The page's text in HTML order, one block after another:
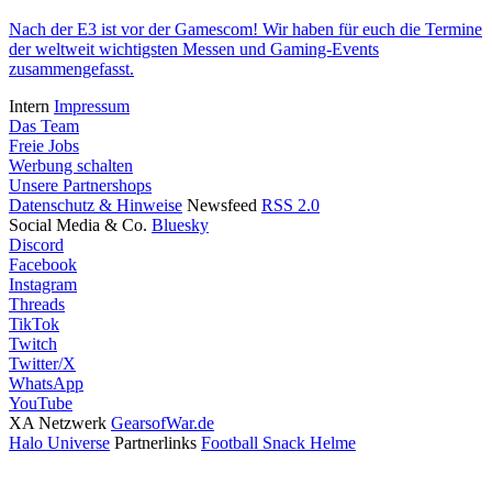
Nach der E3 ist vor der Gamescom! Wir haben für euch die Termine
der weltweit wichtigsten Messen und Gaming-Events
zusammengefasst.
Intern Impressum
Das Team
Freie Jobs
Werbung schalten
Unsere Partnershops
Datenschutz & Hinweise Newsfeed RSS 2.0
Social Media & Co. Bluesky
Discord
Facebook
Instagram
Threads
TikTok
Twitch
Twitter/X
WhatsApp
YouTube
XA Netzwerk GearsofWar.de
Halo Universe Partnerlinks Football Snack Helme